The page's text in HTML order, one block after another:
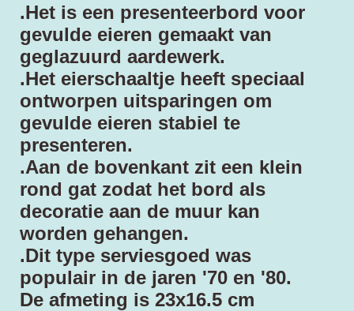
.Het is een presenteerbord voor
gevulde eieren gemaakt van
geglazuurd aardewerk.
.Het eierschaaltje heeft speciaal
ontworpen uitsparingen om
gevulde eieren stabiel te
presenteren.
.Aan de bovenkant zit een klein
rond gat zodat het bord als
decoratie aan de muur kan
worden gehangen.
.Dit type serviesgoed was
populair in de jaren '70 en '80.
De afmeting is 23x16.5 cm